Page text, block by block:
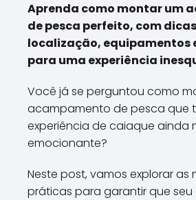
Aprenda como montar um
de pesca perfeito, com
localização, equipamentos
para uma experiência
Você já se perguntou como
acampamento de pesca que
experiência de caiaque ainda
emocionante?
Neste post, vamos explorar as
práticas para garantir que